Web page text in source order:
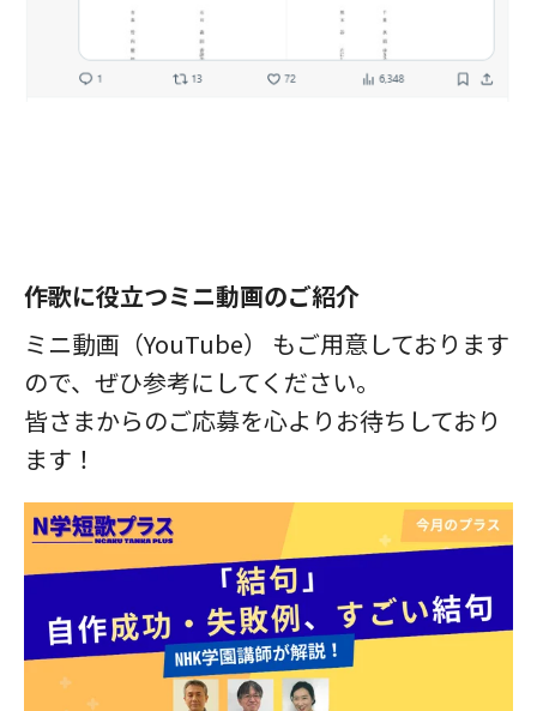
作歌に役立つミニ動画のご紹介
ミニ動画（YouTube） もご用意しております
ので、ぜひ参考にしてください。
皆さまからのご応募を心よりお待ちしており
ます！